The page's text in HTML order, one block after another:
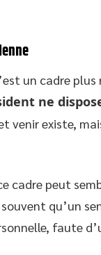
un cadre
ne
venir existe,
cadre peut
qu’un
faute